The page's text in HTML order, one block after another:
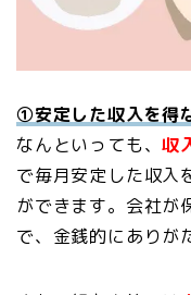
①安定した収入を得
なんといっても、収
で毎月安定した収入
ができます。会社が
で、金銭的にありが